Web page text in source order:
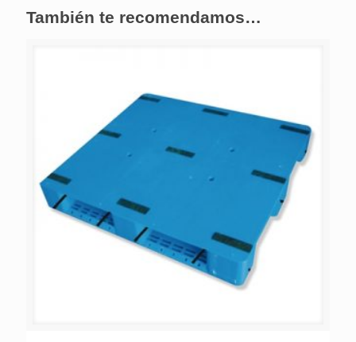
También te recomendamos…